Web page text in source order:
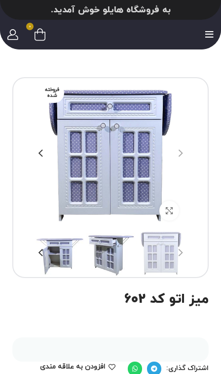
به فروشگاه هایلو خوش آمدید.
0
فروخته
شده
برای بزرگنمایی کلیک کنید
میز اتو کد 602
اشتراک گذاری:
افزودن به علاقه مندی